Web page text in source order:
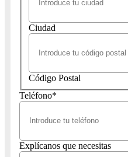
Ciudad
Código Postal
Teléfono*
Explícanos que necesitas